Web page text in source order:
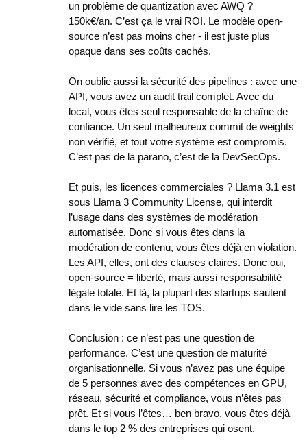
un problème de quantization avec AWQ ?
150k€/an. C’est ça le vrai ROI. Le modèle open-
source n’est pas moins cher - il est juste plus
opaque dans ses coûts cachés.
On oublie aussi la sécurité des pipelines : avec une
API, vous avez un audit trail complet. Avec du
local, vous êtes seul responsable de la chaîne de
confiance. Un seul malheureux commit de weights
non vérifié, et tout votre système est compromis.
C’est pas de la parano, c’est de la DevSecOps.
Et puis, les licences commerciales ? Llama 3.1 est
sous Llama 3 Community License, qui interdit
l’usage dans des systèmes de modération
automatisée. Donc si vous êtes dans la
modération de contenu, vous êtes déjà en violation.
Les API, elles, ont des clauses claires. Donc oui,
open-source = liberté, mais aussi responsabilité
légale totale. Et là, la plupart des startups sautent
dans le vide sans lire les TOS.
Conclusion : ce n’est pas une question de
performance. C’est une question de maturité
organisationnelle. Si vous n’avez pas une équipe
de 5 personnes avec des compétences en GPU,
réseau, sécurité et compliance, vous n’êtes pas
prêt. Et si vous l’êtes… ben bravo, vous êtes déjà
dans le top 2 % des entreprises qui osent.